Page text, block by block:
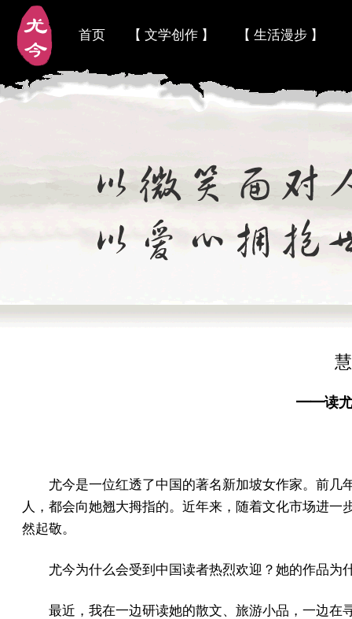
首页 【 文学创作 】 【 生活漫步 】
━━读尤
尤今是一位红透了中国的著名新加坡女作家。前
人，都会向她翘大拇指的。近年来，随着文化市场进
然起敬。
尤今为什么会受到中国读者热烈欢迎？她的作品为
最近，我在一边研读她的散文、旅游小品，一边在